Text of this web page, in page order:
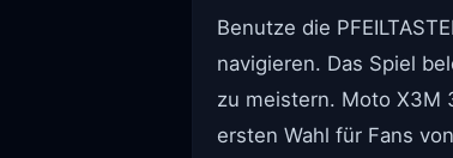
Benutze die
navigieren. Das Spiel
zu meistern. Moto X3M
ersten Wahl für Fans